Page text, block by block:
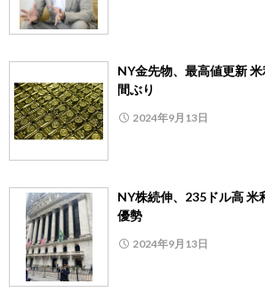
NY金先物、最高値更新
間ぶり
2024年9月13日
NY株続伸、235ドル高 米
優勢
2024年9月13日